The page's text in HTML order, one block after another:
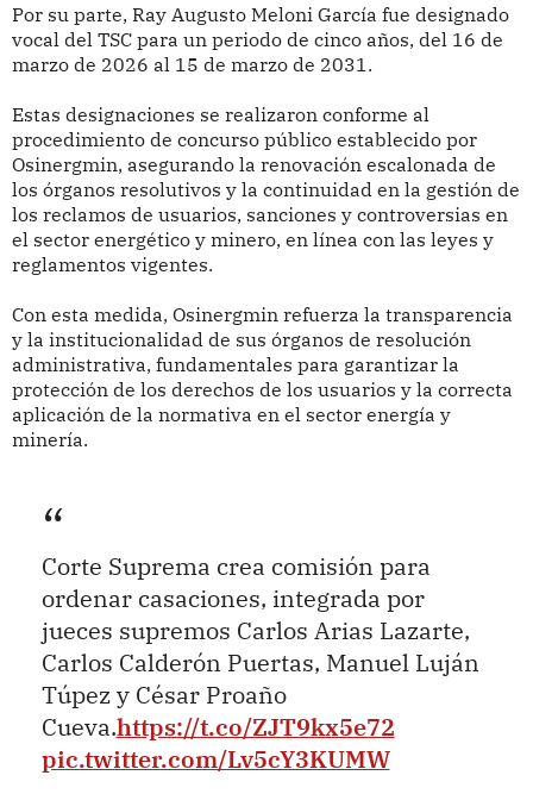
Por su parte, Ray Augusto Meloni García fue designado
vocal del TSC para un periodo de cinco años, del 16 de
marzo de 2026 al 15 de marzo de 2031.
Estas designaciones se realizaron conforme al
procedimiento de concurso público establecido por
Osinergmin, asegurando la renovación escalonada de
los órganos resolutivos y la continuidad en la gestión de
los reclamos de usuarios, sanciones y controversias en
el sector energético y minero, en línea con las leyes y
reglamentos vigentes.
Con esta medida, Osinergmin refuerza la transparencia
y la institucionalidad de sus órganos de resolución
administrativa, fundamentales para garantizar la
protección de los derechos de los usuarios y la correcta
aplicación de la normativa en el sector energía y
minería.
Corte Suprema crea comisión para
ordenar casaciones, integrada por
jueces supremos Carlos Arias Lazarte,
Carlos Calderón Puertas, Manuel Luján
Túpez y César Proaño
Cueva.https://t.co/ZJT9kx5e72
pic.twitter.com/Lv5cY3KUMW